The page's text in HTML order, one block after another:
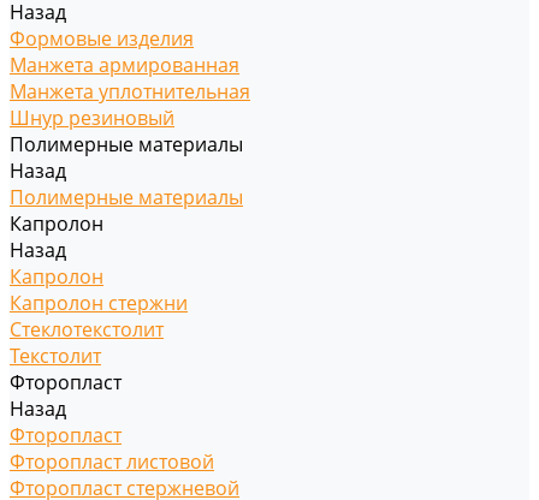
Назад
Формовые изделия
Манжета армированная
Манжета уплотнительная
Шнур резиновый
Полимерные материалы
Назад
Полимерные материалы
Капролон
Назад
Капролон
Капролон стержни
Стеклотекстолит
Текстолит
Фторопласт
Назад
Фторопласт
Фторопласт листовой
Фторопласт стержневой